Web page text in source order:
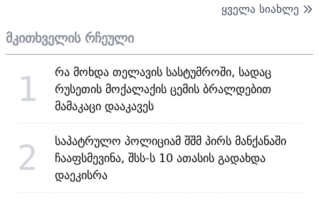
ყველა სიახლე
მკითხველის რჩეული
1
რა მოხდა თელავის სასტუმროში, სადაც
რუსეთის მოქალაქის ცემის ბრალდებით
მამაკაცი დააკავეს
2
საპატრულო პოლიციამ შშმ პირს მანქანაში
ჩააფსმევინა, შსს-ს 10 ათასის გადახდა
დაეკისრა